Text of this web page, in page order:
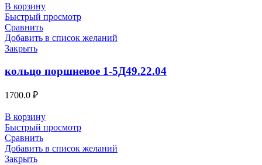
В корзину
Быстрый просмотр
Сравнить
Добавить в список желаний
Закрыть
кольцо поршневое 1-5Д49.22.04
1700.0 ₽
В корзину
Быстрый просмотр
Сравнить
Добавить в список желаний
Закрыть